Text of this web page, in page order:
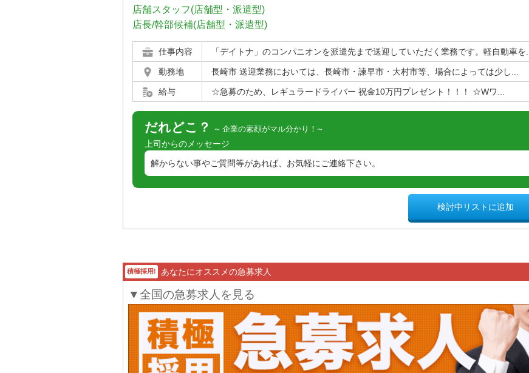
店舗スタッフ(店舗型・派遣型)
店長/幹部候補(店舗型・派遣型)
仕事内容 「デイトナ」のコンパニオンを派遣先まで送迎していただく業務です。軽自動車を...
勤務地 長崎市 送迎業務においては、長崎市・諫早市・大村市等、場合によっては少し...
給与 ☆急募のため、レギュラードライバー 祝金10万円プレゼント！！！ ☆Wワ...
だれどこ？ 企業の素顔がマル分かり！
上司からのメッセージ
解からない事やご質問等があれば、お気軽にご連絡下さい。
検討中リストに追加
積極採用! あなたにオススメの急募求人
▼全国の急募求人を見る